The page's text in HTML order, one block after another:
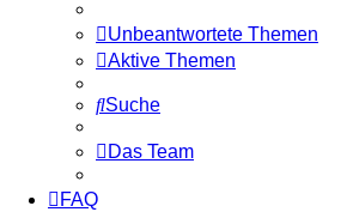
Unbeantwortete Themen
Aktive Themen
Suche
Das Team
FAQ